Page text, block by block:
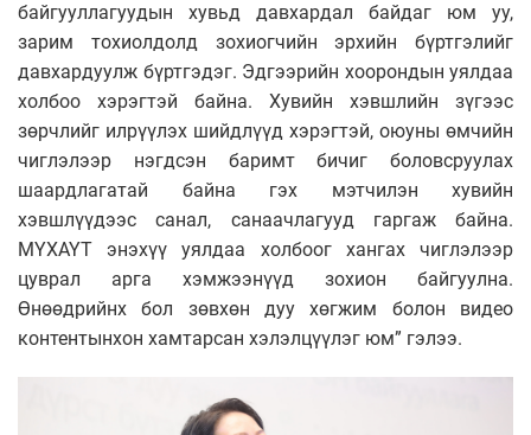
байгууллагуудын хувьд давхардал байдаг юм уу,
зарим тохиолдолд зохиогчийн эрхийн бүртгэлийг
давхардуулж бүртгэдэг. Эдгээрийн хоорондын уялдаа
холбоо хэрэгтэй байна. Хувийн хэвшлийн зүгээс
зөрчлийг илрүүлэх шийдлүүд хэрэгтэй, оюуны өмчийн
чиглэлээр нэгдсэн баримт бичиг боловсруулах
шаардлагатай байна гэх мэтчилэн хувийн
хэвшлүүдээс санал, санаачлагууд гаргаж байна.
МҮХАҮТ энэхүү уялдаа холбоог хангах чиглэлээр
цуврал арга хэмжээнүүд зохион байгуулна.
Өнөөдрийнх бол зөвхөн дуу хөгжим болон видео
контентынхон хамтарсан хэлэлцүүлэг юм” гэлээ.